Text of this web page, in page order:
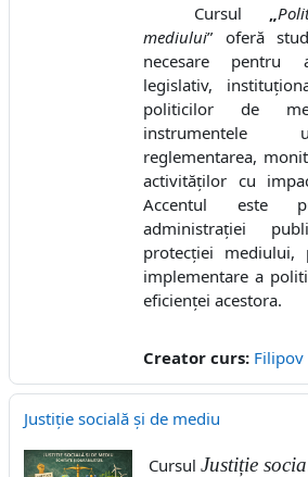
Cursul
mediului” oferă
necesare pentru
legislativ,
politicilor de
instrumentele
reglementarea,
activităților cu
Accentul este
administrației
protecției mediului,
implementare a
eficienței acestora.
Creator curs: Filipov
Justiție socială și de mediu
Cursul Justiție